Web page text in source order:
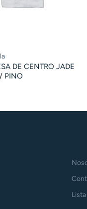
DE CENTRO JADE
PINO